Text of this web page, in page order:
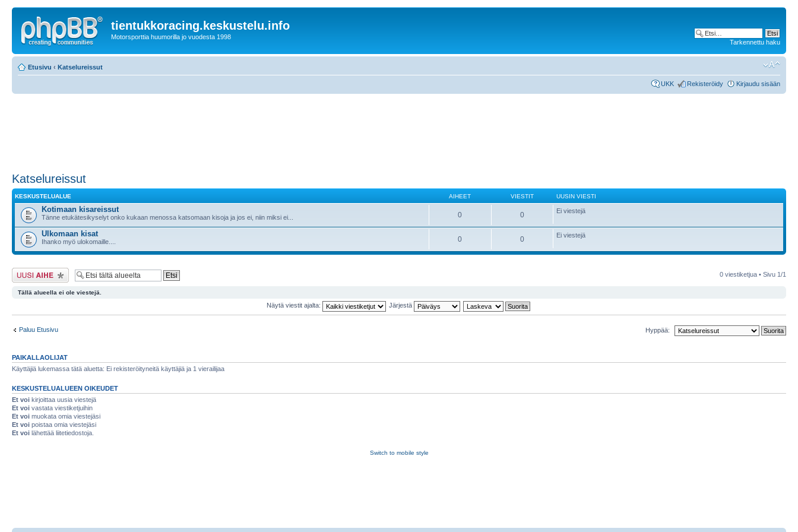
tientukkoracing.keskustelu.info
Motorsporttia huumorilla jo vuodesta 1998
Tarkennettu haku
Etusivu ‹ Katselureissut
UKK Rekisteröidy Kirjaudu sisään
Katselureissut
KESKUSTELUALUE AIHEET VIESTIT UUSIN VIESTI
Kotimaan kisareissut
Tänne etukätesikyselyt onko kukaan menossa katsomaan kisoja ja jos ei, niin miksi ei... 0 0 Ei viestejä
Ulkomaan kisat
Ihanko myö ulokomaille.... 0 0 Ei viestejä
Lähetä uusi viesti 0 viestiketjua • Sivu 1/1
Tällä alueella ei ole viestejä.
Näytä viestit ajalta: Järjestä
Paluu Etusivu Hyppää:
PAIKALLAOLIJAT
Käyttäjiä lukemassa tätä aluetta: Ei rekisteröityneitä käyttäjiä ja 1 vierailijaa
KESKUSTELUALUEEN OIKEUDET
Et voi kirjoittaa uusia viestejä
Et voi vastata viestiketjuihin
Et voi muokata omia viestejäsi
Et voi poistaa omia viestejäsi
Et voi lähettää liitetiedostoja.
Switch to mobile style